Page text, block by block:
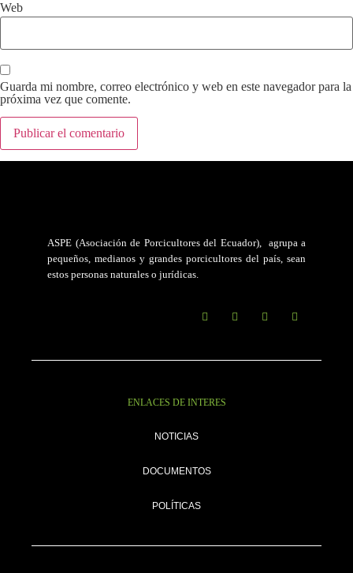
Web
Guarda mi nombre, correo electrónico y web en este navegador para la
próxima vez que comente.
ASPE (Asociación de Porcicultores del Ecuador), agrupa a
pequeños, medianos y grandes porcicultores del país, sean
estos personas naturales o jurídicas.
ENLACES DE INTERES
NOTICIAS
DOCUMENTOS
POLÍTICAS